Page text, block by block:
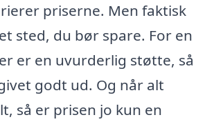
priserne. Men faktisk
sted, du bør spare. For en
er en uvurderlig støtte, så
godt ud. Og når alt
så er prisen jo kun en